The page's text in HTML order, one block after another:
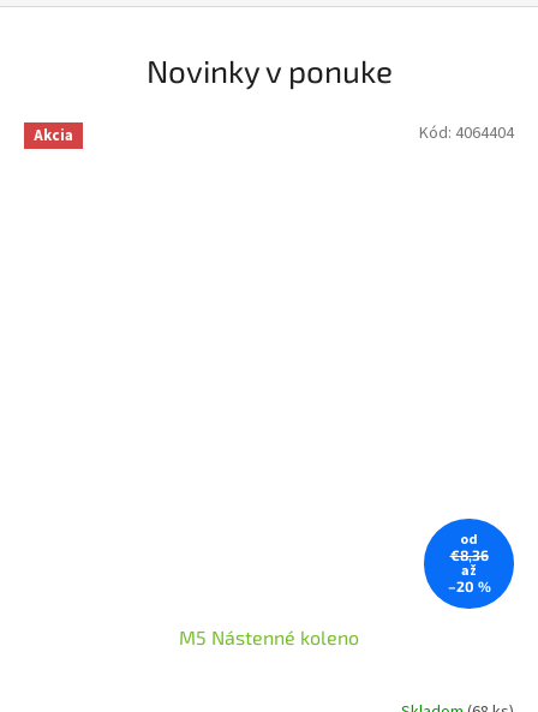
Novinky v ponuke
Akcia
od
€8,36
až
–20 %
M5 Nástenné koleno
Kód: 4064404